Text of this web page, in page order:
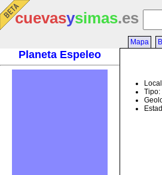
cuevasysimas.es
Planeta Espeleo
Mapa
Tipo: